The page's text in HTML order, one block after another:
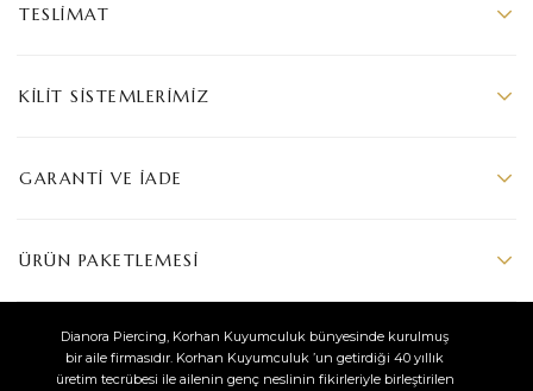
TESLIMAT
KILIT SISTEMLERIMIZ
GARANTI VE İADE
ÜRÜN PAKETLEMESI
Dianora Piercing, Korhan Kuyumculuk bünyesinde kurulmuş
bir aile firmasıdır. Korhan Kuyumculuk ’un getirdiği 40 yıllık
üretim tecrübesi ile ailenin genç neslinin fikirleriyle birleştirilen